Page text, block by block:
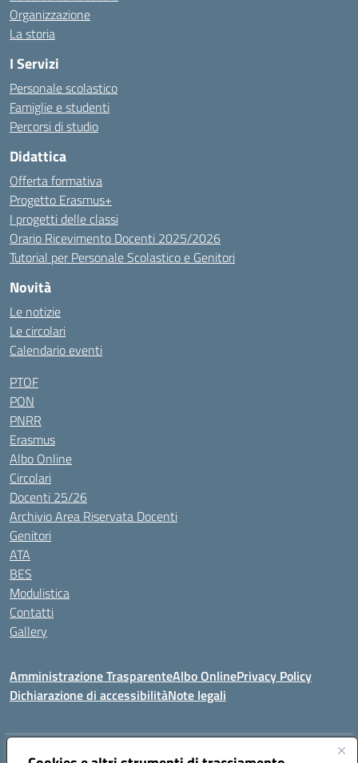
Organizzazione
La storia
I Servizi
Personale scolastico
Famiglie e studenti
Percorsi di studio
Didattica
Offerta formativa
Progetto Erasmus+
I progetti delle classi
Orario Ricevimento Docenti 2025/2026
Tutorial per Personale Scolastico e Genitori
Novità
Le notizie
Le circolari
Calendario eventi
PTOF
PON
PNRR
Erasmus
Albo Online
Circolari
Docenti 25/26
Archivio Area Riservata Docenti
Genitori
ATA
BES
Modulistica
Contatti
Gallery
Amministrazione TrasparenteAlbo OnlinePrivacy Policy
Dichiarazione di accessibilitàNote legali
Indirizzo:Via Coniugi Crigna – Cap. 89861 – Tropea (VV)